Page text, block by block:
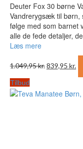
Deuter Fox 30 børne
Vandrerygsæk til børn,
følge med som barnet
alle de fede detaljer,
Læs mere
1.049,95kr.oprindelige
1.049,95 kr..
839,95 kr.
Tilbud